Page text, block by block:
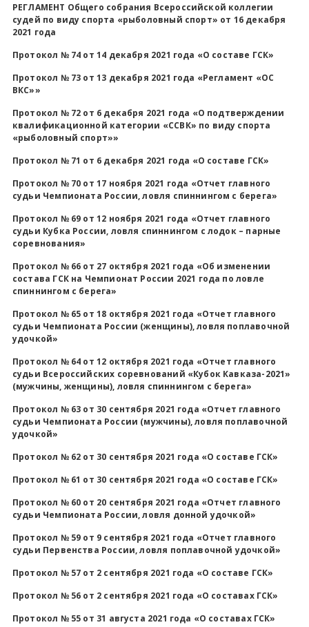
РЕГЛАМЕНТ Общего собрания Всероссийской коллегии
судей по виду спорта «рыболовный спорт» от 16 декабря
2021 года
Протокол № 74 от 14 декабря 2021 года «О составе ГСК»
Протокол № 73 от 13 декабря 2021 года «Регламент «ОС
ВКС»»
Протокол № 72 от 6 декабря 2021 года «О подтверждении
квалификационной категории «ССВК» по виду спорта
«рыболовный спорт»»
Протокол № 71 от 6 декабря 2021 года «О составе ГСК»
Протокол № 70 от 17 ноября 2021 года «Отчет главного
судьи Чемпионата России, ловля спиннингом с берега»
Протокол № 69 от 12 ноября 2021 года «Отчет главного
судьи Кубка России, ловля спиннингом с лодок – парные
соревнования»
Протокол № 66 от 27 октября 2021 года «Об изменении
состава ГСК на Чемпионат России 2021 года по ловле
спиннингом с берега»
Протокол № 65 от 18 октября 2021 года «Отчет главного
судьи Чемпионата России (женщины), ловля поплавочной
удочкой»
Протокол № 64 от 12 октября 2021 года «Отчет главного
судьи Всероссийских соревнований «Кубок Кавказа-2021»
(мужчины, женщины), ловля спиннингом с берега»
Протокол № 63 от 30 сентября 2021 года «Отчет главного
судьи Чемпионата России (мужчины), ловля поплавочной
удочкой»
Протокол № 62 от 30 сентября 2021 года «О составе ГСК»
Протокол № 61 от 30 сентября 2021 года «О составе ГСК»
Протокол № 60 от 20 сентября 2021 года «Отчет главного
судьи Чемпионата России, ловля донной удочкой»
Протокол № 59 от 9 сентября 2021 года «Отчет главного
судьи Первенства России, ловля поплавочной удочкой»
Протокол № 57 от 2 сентября 2021 года «О составе ГСК»
Протокол № 56 от 2 сентября 2021 года «О составах ГСК»
Протокол № 55 от 31 августа 2021 года «О составах ГСК»